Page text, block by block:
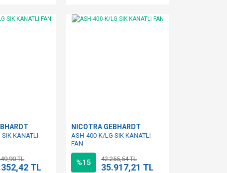
KANATLI
TL
TL
NICOTRA GEBHARDT
ASH-400-K/LG SIK KANATLI
FAN
%15 42.255,54 TL
35.917,21 TL